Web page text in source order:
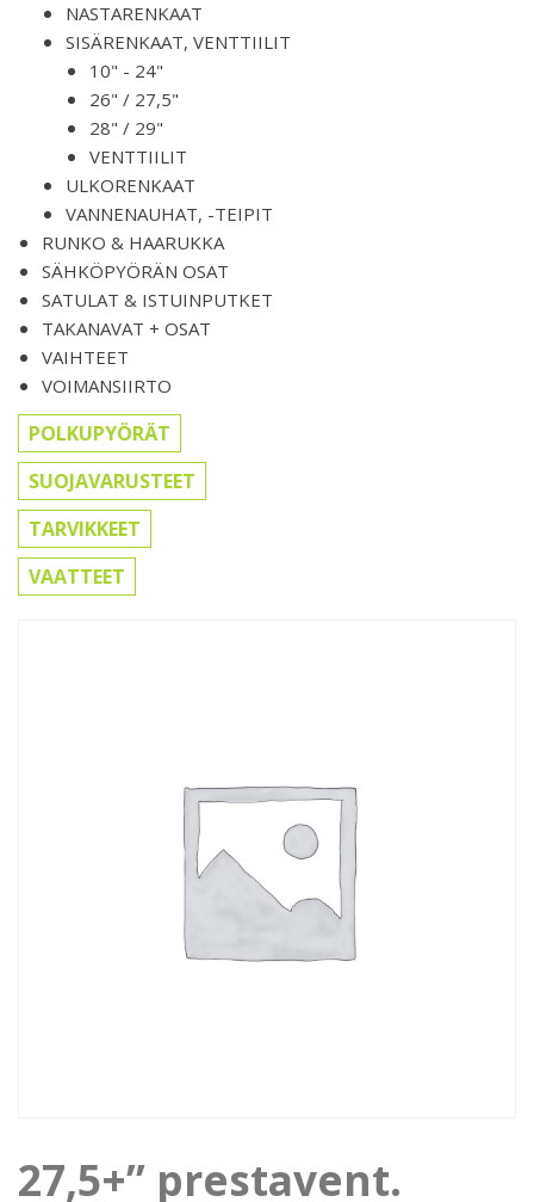
NASTARENKAAT
SISÄRENKAAT, VENTTIILIT
10" - 24"
26" / 27,5"
28" / 29"
VENTTIILIT
ULKORENKAAT
VANNENAUHAT, -TEIPIT
RUNKO & HAARUKKA
SÄHKÖPYÖRÄN OSAT
SATULAT & ISTUINPUTKET
TAKANAVAT + OSAT
VAIHTEET
VOIMANSIIRTO
POLKUPYÖRÄT
SUOJAVARUSTEET
TARVIKKEET
VAATTEET
27,5+” prestavent.